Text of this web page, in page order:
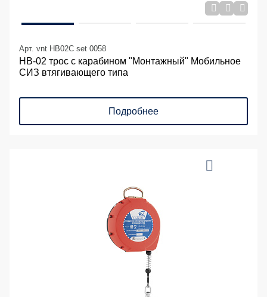
Арт. vnt HB02C set 0058
НВ-02 трос с карабином "Монтажный" Мобильное
СИЗ втягивающего типа
Подробнее